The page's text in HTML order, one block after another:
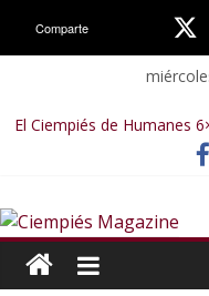
El Ciempiés de Humanes
final de la sexta temporada»
El Ciempiés de Humanes
El Ciempiés de Humanes
El Ciempiés de Humanes
Comparte